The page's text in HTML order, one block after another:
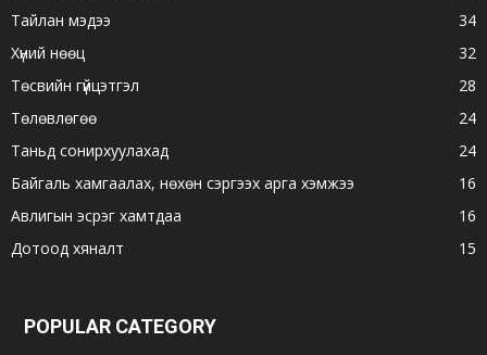
Тайлан мэдээ
34
Хүний нөөц
32
Төсвийн гүйцэтгэл
28
Төлөвлөгөө
24
Таньд сонирхуулахад
24
Байгаль хамгаалах, нөхөн сэргээх арга хэмжээ
16
Авлигын эсрэг хамтдаа
16
Дотоод хяналт
15
POPULAR CATEGORY